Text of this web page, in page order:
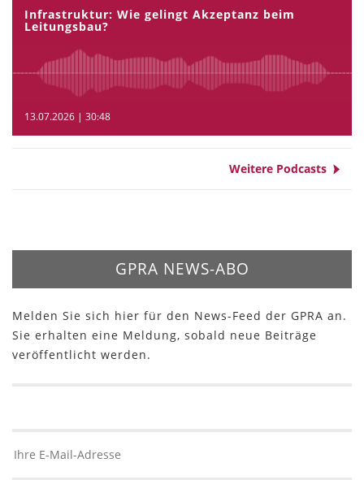
Infrastruktur: Wie gelingt Akzeptanz beim
Leitungsbau?
13.07.2026 | 30:48
Weitere Podcasts
GPRA NEWS-ABO
Melden Sie sich hier für den News-Feed der GPRA an.
Sie erhalten eine Meldung, sobald neue Beiträge
veröffentlicht werden.